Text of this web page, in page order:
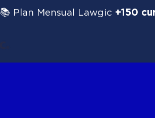
📚 Plan Mensual Lawgic +150